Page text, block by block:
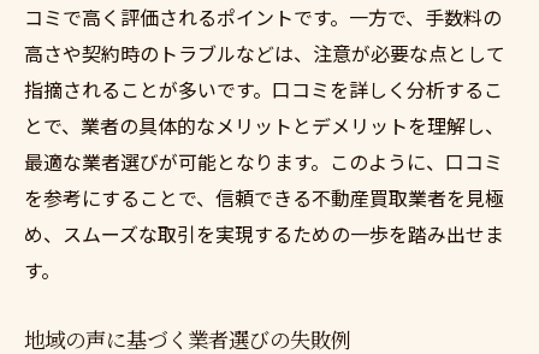
コミで高く評価されるポイントです。一方で、手数料の
高さや契約時のトラブルなどは、注意が必要な点として
指摘されることが多いです。口コミを詳しく分析するこ
とで、業者の具体的なメリットとデメリットを理解し、
最適な業者選びが可能となります。このように、口コミ
を参考にすることで、信頼できる不動産買取業者を見極
め、スムーズな取引を実現するための一歩を踏み出せま
す。
地域の声に基づく業者選びの失敗例